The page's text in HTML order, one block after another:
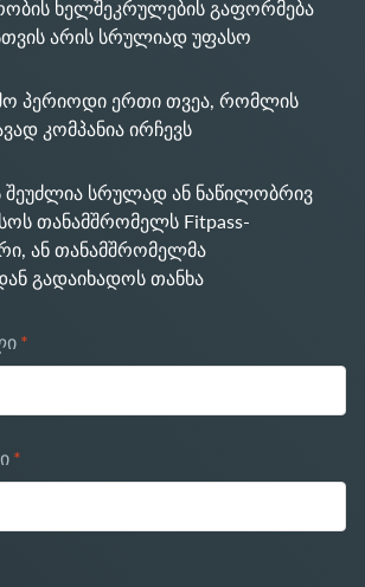
ხელშეკრულების გაფორმება
არის სრულიად უფასო
პერიოდი ერთი თვეა, რომლის
კომპანია ირჩევს
შეუძლია სრულად ან ნაწილობრივ
თანამშრომელს Fitpass-
ან თანამშრომელმა
გადაიხადოს თანხა
*
*